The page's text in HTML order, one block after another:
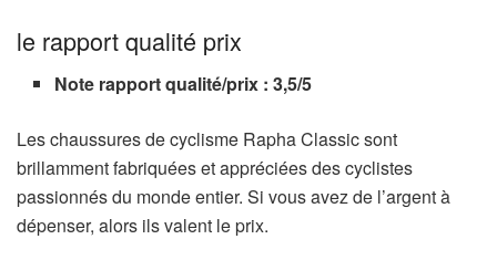
d
a
n
u
n
n
le rapport qualité prix
Note rapport qualité/prix : 3,5/5
Les chaussures de cyclisme Rapha Classic sont
brillamment fabriquées et appréciées des cyclistes
passionnés du monde entier. Si vous avez de l’argent à
dépenser, alors ils valent le prix.